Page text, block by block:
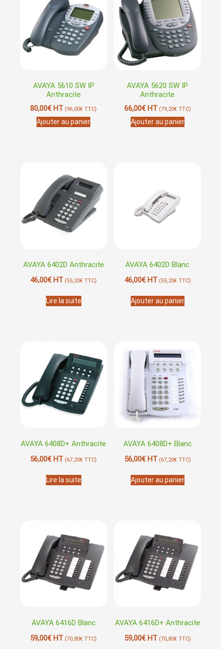
AVAYA 5610 SW IP
Anthracite
80,00€HT (96,00€ TTC)
Ajouter au panier
AVAYA 5620 SW IP
Anthracite
66,00€HT (79,20€TTC)
Ajouter au panier
AVAYA 6402D Anthracite
46,00€HT (55,20€ TTC)
Lire la suite
AVAYA 6402D Blanc
46,00€HT (55,20€TTC)
Ajouter au panier
AVAYA 6408D+ Anthracite
56,00€HT (67,20€ TTC)
Lire la suite
AVAYA 6408D+ Blanc
56,00€HT (67,20€TTC)
Ajouter au panier
AVAYA 6416D Blanc
59,00€HT (70,80€ TTC)
AVAYA 6416D+ Anthracite
59,00€HT (70,80€TTC)